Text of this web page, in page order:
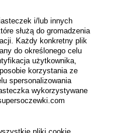
i/lub innych
służą do gromadzenia
Każdy konkretny plik
do określonego celu
użytkownika,
korzystania ze
spersonalizowania
wykorzystywane
ZAPISZ
KONTAKTOWE